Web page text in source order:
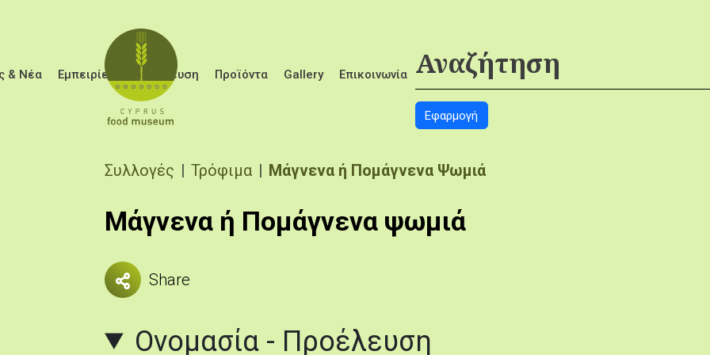
& Νέα Εμπειρίες Εκπαίδευση Προϊόντα Gallery Επικοινωνία
Breadcrumb
Συλλογές Τρόφιμα Μάγνενα ή Πομάγνενα Ψωμιά
Μάγνενα ή Πομάγνενα ψωμιά
Share
Ονομασία - Προέλευση